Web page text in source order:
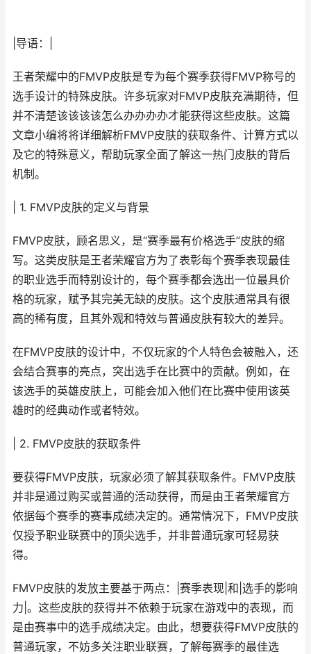
|导语：|
王者荣耀中的FMVP皮肤是专为每个赛季获得FMVP称号的
选手设计的特殊皮肤。许多玩家对FMVP皮肤充满期待，但
并不清楚该该该该怎么办办办办才能获得这些皮肤。这篇
文章小编将将详细解析FMVP皮肤的获取条件、计算方式以
及它的特殊意义，帮助玩家全面了解这一热门皮肤的背后
机制。
| 1. FMVP皮肤的定义与背景
FMVP皮肤，顾名思义，是“赛季最有价格选手”皮肤的缩
写。这类皮肤是王者荣耀官方为了表彰每个赛季表现最佳
的职业选手而特别设计的，每个赛季都会选出一位最具价
格的玩家，赋予其完美无缺的皮肤。这个皮肤通常具有很
高的稀有度，且其外观和特效与普通皮肤有较大的差异。
在FMVP皮肤的设计中，不仅玩家的个人特色会被融入，还
会结合赛事的亮点，突出选手在比赛中的贡献。例如，在
该选手的英雄皮肤上，可能会加入他们在比赛中使用该英
雄时的经典动作或者特效。
| 2. FMVP皮肤的获取条件
要获得FMVP皮肤，玩家必须了解其获取条件。FMVP皮肤
并非是通过购买或普通的活动获得，而是由王者荣耀官方
依据每个赛季的赛事成绩决定的。通常情况下，FMVP皮肤
仅授予职业联赛中的顶尖选手，并非普通玩家可轻易获
得。
FMVP皮肤的发放主要基于两点：|赛季表现|和|选手的影响
力|。这些皮肤的获得并不依赖于玩家在游戏中的表现，而
是由赛事中的选手成绩决定。由此，想要获得FMVP皮肤的
普通玩家，不妨多关注职业联赛，了解每赛季的最佳选